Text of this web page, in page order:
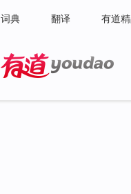
词典 翻译 有道